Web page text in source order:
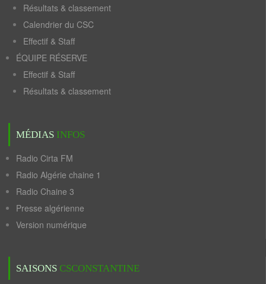
Résultats & classement
Calendrier du CSC
Effectif & Staff
ÉQUIPE RÉSERVE
Effectif & Staff
Résultats & classement
MÉDIAS INFOS
Radio Cirta FM
Radio Algérie chaine 1
Radio Chaine 3
Presse algérienne
Version numérique
SAISONS CSCONSTANTINE